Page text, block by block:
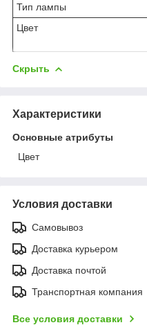
Тип лампы
Цвет
Скрыть
Характеристики
Основные атрибуты
Цвет
Условия доставки
Самовывоз
Доставка курьером
Доставка почтой
Транспортная компания
Все условия доставки